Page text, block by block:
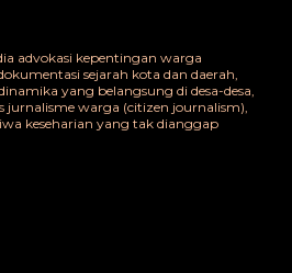
advokasi kepentingan warga
sejarah kota dan daerah,
yang belangsung di desa-desa,
jurnalisme warga (citizen journalism),
keseharian yang tak dianggap